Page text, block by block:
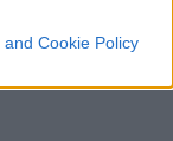
and Cookie Policy